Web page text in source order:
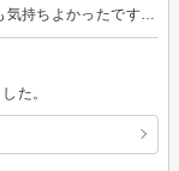
とても丁寧にカットして頂きました。 シャンプーも気持ちよかったです。 疲れていたのを察してくださったようで カットの相談以外は雑談も控えてくれました。 どうもありがとうございました。 またお願い致します。
た。